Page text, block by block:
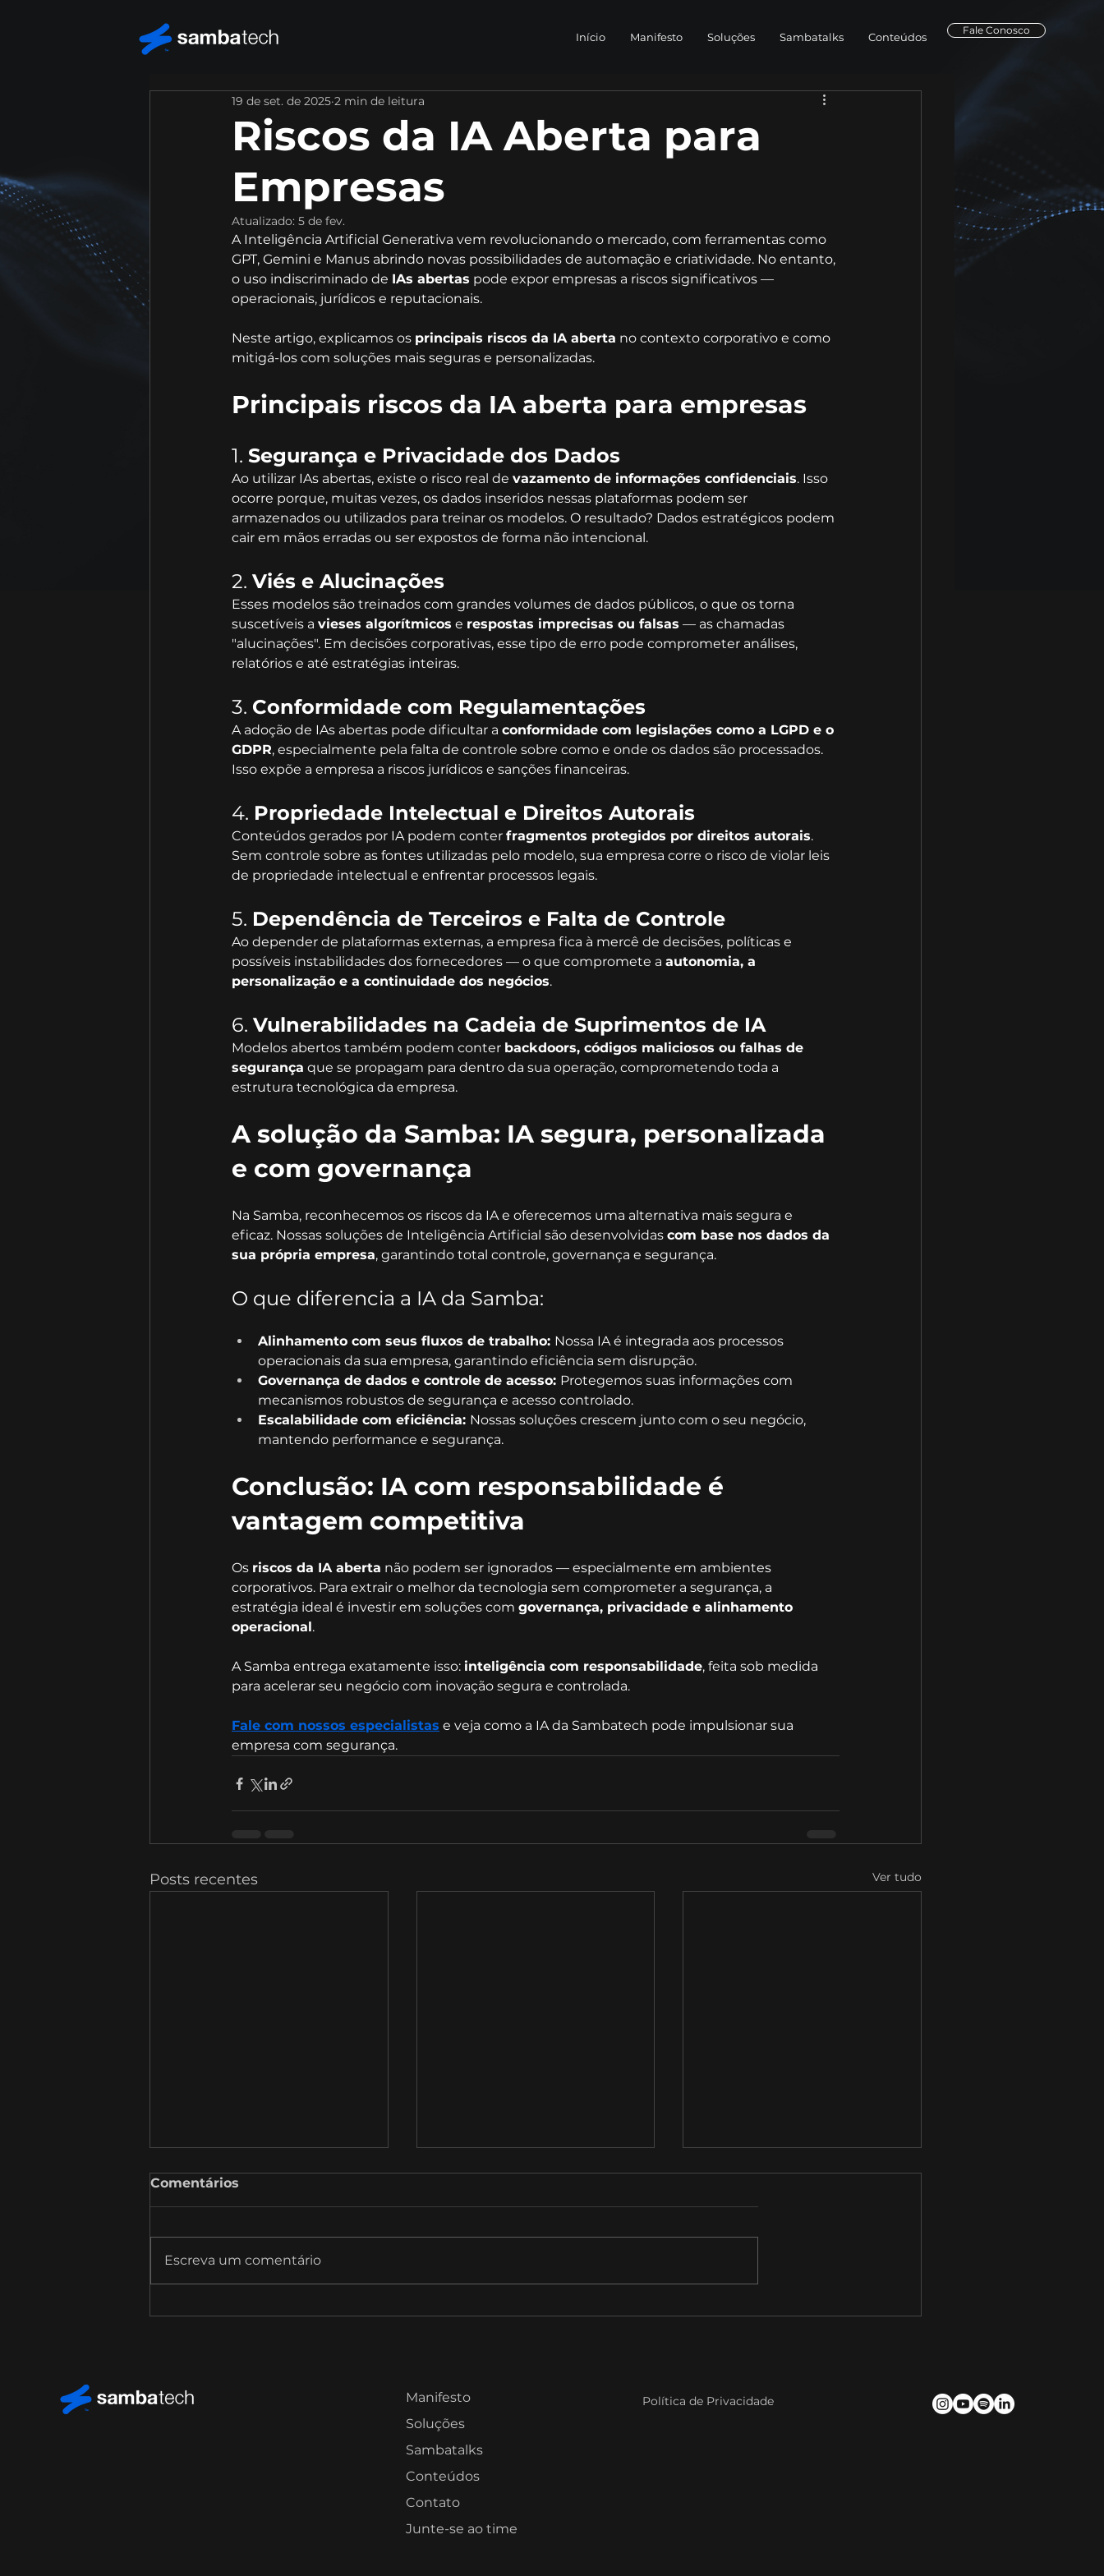
Início Manifesto Soluções Sambatalks Conteúdos
Fale Conosco
Riscos da IA Aberta para
Empresas
19 de set. de 2025 2 min de leitura
Atualizado: 5 de fev.
A Inteligência Artificial Generativa vem revolucionando o mercado, com ferramentas como
GPT, Gemini e Manus abrindo novas possibilidades de automação e criatividade. No entanto,
o uso indiscriminado de IAs abertas pode expor empresas a riscos significativos —
operacionais, jurídicos e reputacionais.
Neste artigo, explicamos os principais riscos da IA aberta no contexto corporativo e como
mitigá-los com soluções mais seguras e personalizadas.
Principais riscos da IA aberta para empresas
1. Segurança e Privacidade dos Dados
Ao utilizar IAs abertas, existe o risco real de vazamento de informações confidenciais. Isso
ocorre porque, muitas vezes, os dados inseridos nessas plataformas podem ser
armazenados ou utilizados para treinar os modelos. O resultado? Dados estratégicos podem
cair em mãos erradas ou ser expostos de forma não intencional.
2. Viés e Alucinações
Esses modelos são treinados com grandes volumes de dados públicos, o que os torna
suscetíveis a vieses algorítmicos e respostas imprecisas ou falsas — as chamadas
"alucinações". Em decisões corporativas, esse tipo de erro pode comprometer análises,
relatórios e até estratégias inteiras.
3. Conformidade com Regulamentações
A adoção de IAs abertas pode dificultar a conformidade com legislações como a LGPD e o
GDPR, especialmente pela falta de controle sobre como e onde os dados são processados.
Isso expõe a empresa a riscos jurídicos e sanções financeiras.
4. Propriedade Intelectual e Direitos Autorais
Conteúdos gerados por IA podem conter fragmentos protegidos por direitos autorais.
Sem controle sobre as fontes utilizadas pelo modelo, sua empresa corre o risco de violar leis
de propriedade intelectual e enfrentar processos legais.
5. Dependência de Terceiros e Falta de Controle
Ao depender de plataformas externas, a empresa fica à mercê de decisões, políticas e
possíveis instabilidades dos fornecedores — o que compromete a autonomia, a
personalização e a continuidade dos negócios.
6. Vulnerabilidades na Cadeia de Suprimentos de IA
Modelos abertos também podem conter backdoors, códigos maliciosos ou falhas de
segurança que se propagam para dentro da sua operação, comprometendo toda a
estrutura tecnológica da empresa.
A solução da Samba: IA segura, personalizada
e com governança
Na Samba, reconhecemos os riscos da IA e oferecemos uma alternativa mais segura e
eficaz. Nossas soluções de Inteligência Artificial são desenvolvidas com base nos dados da
sua própria empresa, garantindo total controle, governança e segurança.
O que diferencia a IA da Samba:
Alinhamento com seus fluxos de trabalho: Nossa IA é integrada aos processos
operacionais da sua empresa, garantindo eficiência sem disrupção.
Governança de dados e controle de acesso: Protegemos suas informações com
mecanismos robustos de segurança e acesso controlado.
Escalabilidade com eficiência: Nossas soluções crescem junto com o seu negócio,
mantendo performance e segurança.
Conclusão: IA com responsabilidade é
vantagem competitiva
Os riscos da IA aberta não podem ser ignorados — especialmente em ambientes
corporativos. Para extrair o melhor da tecnologia sem comprometer a segurança, a
estratégia ideal é investir em soluções com governança, privacidade e alinhamento
operacional.
A Samba entrega exatamente isso: inteligência com responsabilidade, feita sob medida
para acelerar seu negócio com inovação segura e controlada.
Fale com nossos especialistas e veja como a IA da Sambatech pode impulsionar sua
empresa com segurança.
Posts recentes Ver tudo
Comentários
Escreva um comentário
Manifesto
Soluções
Sambatalks
Conteúdos
Contato
Junte-se ao time
Política de Privacidade